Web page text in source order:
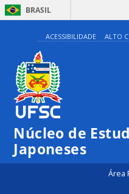
BRASIL
ACESSIBILIDADE ALTO
Núcleo de
Japoneses
Área